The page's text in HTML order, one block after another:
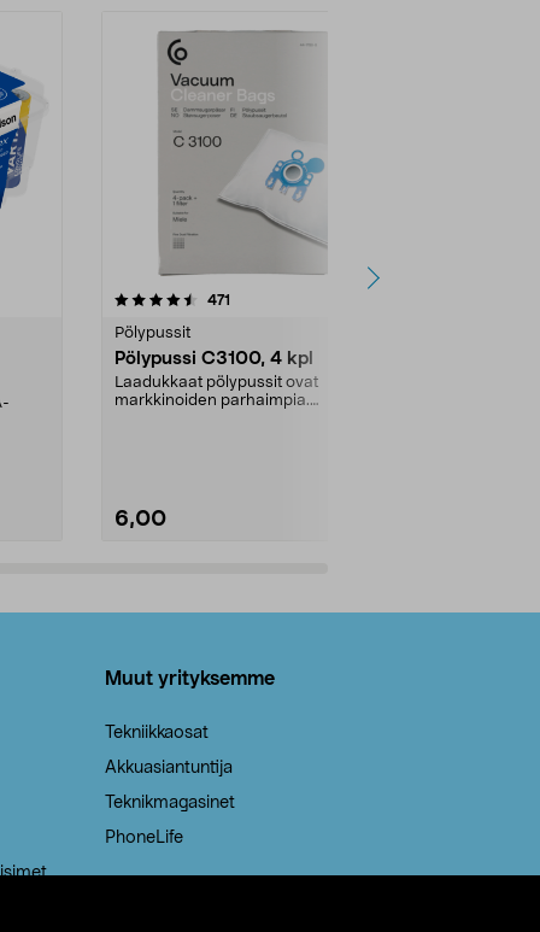
471
Pölypussit
Pölypussi C3100, 4 kpl
Laadukkaat pölypussit ovat
markkinoiden parhaimpia.
6,00
4.5viidestä
Muut yrityksemme
Tekniikkaosat
Akkuasiantuntija
Teknikmagasinet
PhoneLife